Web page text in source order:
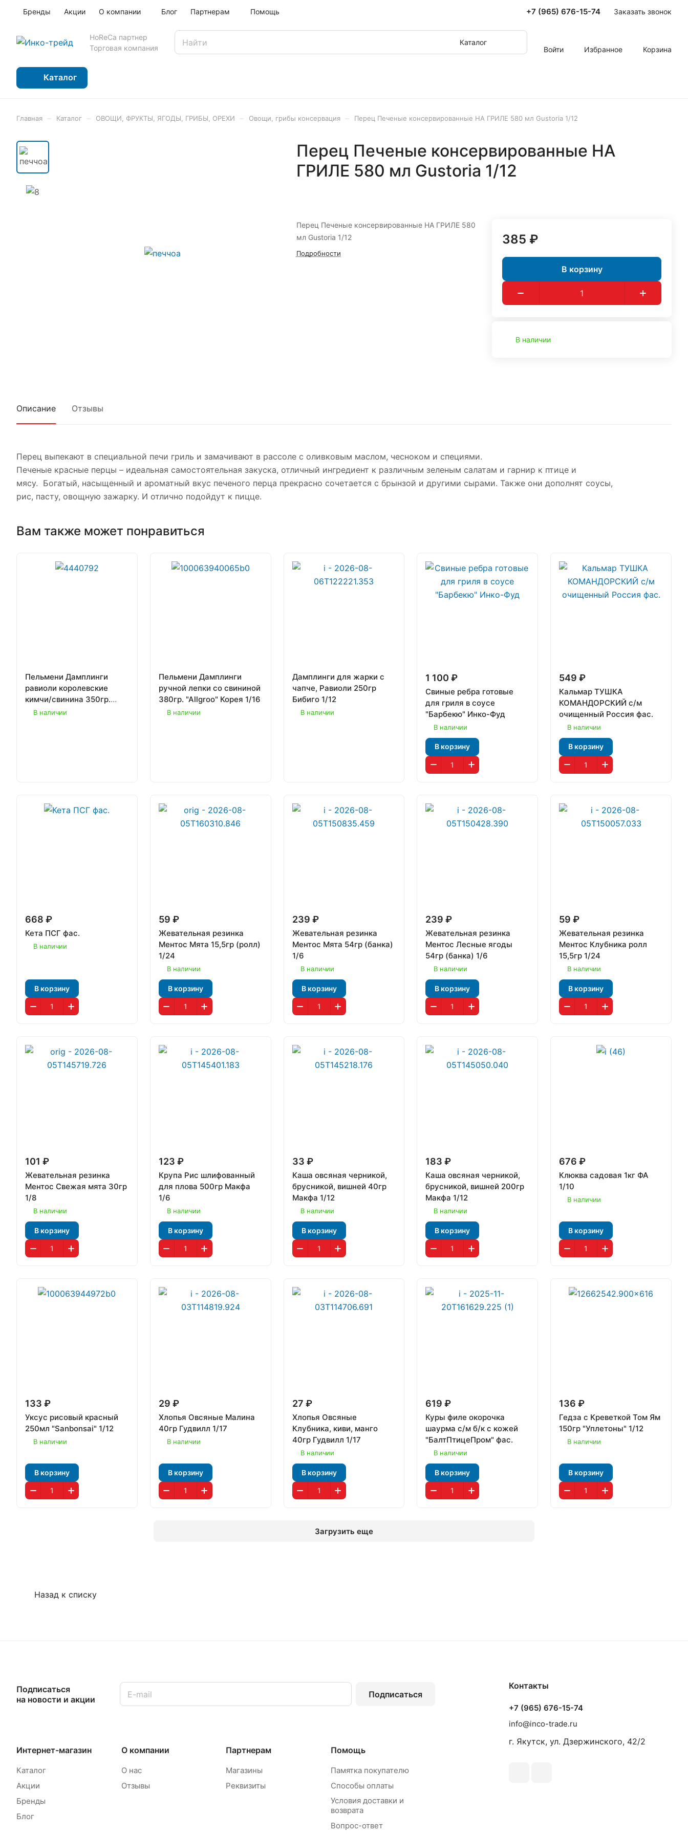
Бренды Акции О компании Блог Партнерам Помощь +7 (965) 676-15-74 Заказать звонок
HoReCa партнер
Торговая компания
Каталог
Войти
Избранное Корзина
Каталог
Главная Каталог ОВОЩИ, ФРУКТЫ, ЯГОДЫ, ГРИБЫ, ОРЕХИ Овощи, грибы консервация Перец Печеные консервированные НА ГРИЛЕ 580 мл Gustoria 1/12
Перец Печеные консервированные НА
ГРИЛЕ 580 мл Gustoria 1/12
Перец Печеные консервированные НА ГРИЛЕ 580
мл Gustoria 1/12
Подробности
385 ₽
В корзину
В наличии
Описание Отзывы
Перец выпекают в специальной печи гриль и замачивают в рассоле с оливковым маслом, чесноком и специями.
Печеные красные перцы – идеальная самостоятельная закуска, отличный ингредиент к различным зеленым салатам и гарнир к птице и
мясу. Богатый, насыщенный и ароматный вкус печеного перца прекрасно сочетается с брынзой и другими сырами. Также они дополнят соусы,
рис, пасту, овощную зажарку. И отлично подойдут к пицце.
Вам также может понравиться
Пельмени Дамплинги
равиоли королевские
кимчи/свинина 350гр.
"Bibigo" Корея 1/8
В наличии
Пельмени Дамплинги
ручной лепки со свининой
380гр. "Allgroo" Корея 1/16
В наличии
Дамплинги для жарки с
чапче, Равиоли 250гр
Бибиго 1/12
В наличии
1 100 ₽
Свиные ребра готовые
для гриля в соусе
"Барбекю" Инко-Фуд
В наличии
В корзину
549 ₽
Кальмар ТУШКА
КОМАНДОРСКИЙ с/м
очищенный Россия фас.
В наличии
В корзину
668 ₽
Кета ПСГ фас.
В наличии
В корзину
59 ₽
Жевательная резинка
Ментос Мята 15,5гр (ролл)
1/24
В наличии
В корзину
239 ₽
Жевательная резинка
Ментос Мята 54гр (банка)
1/6
В наличии
В корзину
239 ₽
Жевательная резинка
Ментос Лесные ягоды
54гр (банка) 1/6
В наличии
В корзину
59 ₽
Жевательная резинка
Ментос Клубника ролл
15,5гр 1/24
В наличии
В корзину
101 ₽
Жевательная резинка
Ментос Свежая мята 30гр
1/8
В наличии
В корзину
123 ₽
Крупа Рис шлифованный
для плова 500гр Макфа
1/6
В наличии
В корзину
33 ₽
Каша овсяная черникой,
брусникой, вишней 40гр
Макфа 1/12
В наличии
В корзину
183 ₽
Каша овсяная черникой,
брусникой, вишней 200гр
Макфа 1/12
В наличии
В корзину
676 ₽
Клюква садовая 1кг ФА
1/10
В наличии
В корзину
133 ₽
Уксус рисовый красный
250мл "Sanbonsai" 1/12
В наличии
В корзину
29 ₽
Хлопья Овсяные Малина
40гр Гудвилл 1/17
В наличии
В корзину
27 ₽
Хлопья Овсяные
Клубника, киви, манго
40гр Гудвилл 1/17
В наличии
В корзину
619 ₽
Куры филе окорочка
шаурма с/м б/к с кожей
"БалтПтицеПром" фас.
В наличии
В корзину
136 ₽
Гедза с Креветкой Том Ям
150гр "Уплетоны" 1/12
В наличии
В корзину
Загрузить еще
Назад к списку
Подписаться
на новости и акции
Подписаться
Интернет-магазин
Каталог
Акции
Бренды
Блог
О компании
О нас
Отзывы
Партнерам
Магазины
Реквизиты
Помощь
Памятка покупателю
Способы оплаты
Условия доставки и
возврата
Вопрос-ответ
Контакты
+7 (965) 676-15-74
info@inco-trade.ru
г. Якутск, ул. Дзержинского, 42/2